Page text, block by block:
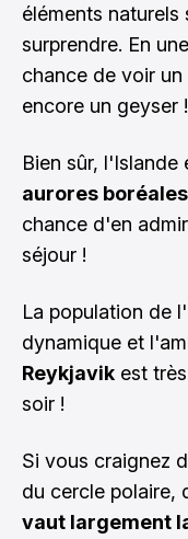
éléments naturels
surprendre. En
chance de voir
encore un geyser !
Bien sûr, l'Islande
aurores boréales
chance d'en
séjour !
La population de
dynamique et
Reykjavik est
soir !
Si vous craignez
du cercle polaire,
vaut largement